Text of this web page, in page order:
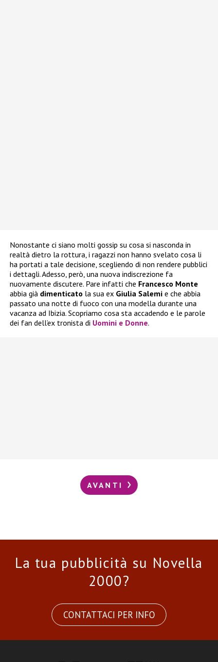
Nonostante ci siano molti gossip su cosa si nasconda in
realtà dietro la rottura, i ragazzi non hanno svelato cosa li
ha portati a tale decisione, scegliendo di non rendere pubblici
i dettagli. Adesso, però, una nuova indiscrezione fa
nuovamente discutere. Pare infatti che Francesco Monte
abbia già dimenticato la sua ex Giulia Salemi e che abbia
passato una notte di fuoco con una modella durante una
vacanza ad Ibizia. Scopriamo cosa sta accadendo e le parole
dei fan dell’ex tronista di Uomini e Donne.
AVANTI
La tua pubblicità su Novella
2000?
CONTATTACI PER INFO